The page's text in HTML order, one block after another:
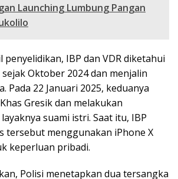
Launching Lumbung Pangan
penyelidikan, IBP dan VDR diketahui
Oktober 2024 dan menjalin
Pada 22 Januari 2025, keduanya
Gresik dan melakukan
suami istri. Saat itu, IBP
tersebut menggunakan iPhone X
keperluan pribadi.
Polisi menetapkan dua tersangka